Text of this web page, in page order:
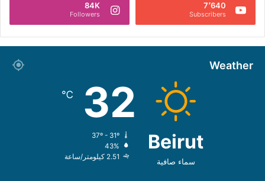
7٬640
Subscribers
84K
Followers
Weather
Beirut
سماء صافية
32
℃
43%
2.51 كيلومتر/ساعة